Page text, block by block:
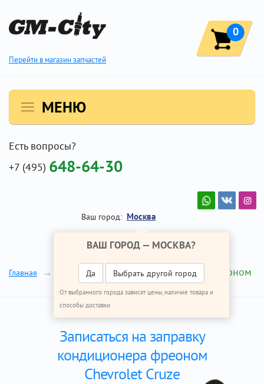
Перейти в магазин запчастей
0
МЕНЮ
Есть вопросы?
+7 (495) 648-64-30
Ваш город: Москва
ВАШ ГОРОД — МОСКВА?
Да Выбрать другой город
От выбранного города зависят цены, наличие товара и
способы доставки
Главная Ремонт Шевроле Круз Заправка фреоном
Записаться на заправку
кондиционера фреоном
Chevrolet Cruze